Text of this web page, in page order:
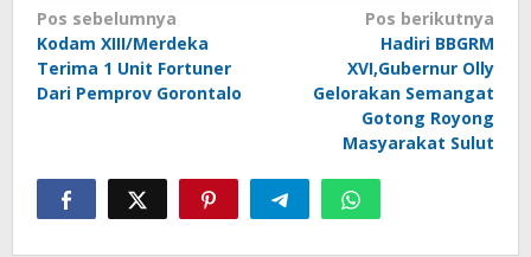
Navigasi
pos
Pos sebelumnya
Kodam XIII/Merdeka
Terima 1 Unit Fortuner
Dari Pemprov Gorontalo
Pos berikutnya
Hadiri BBGRM
XVI,Gubernur Olly
Gelorakan Semangat
Gotong Royong
Masyarakat Sulut